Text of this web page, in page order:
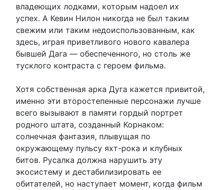
владеющих лодками, которым надоел их
успех. А Кевин Нилон никогда не был таким
свежим или таким недоиспользованным, как
здесь, играя приветливого нового кавалера
бывшей Дага — обеспеченного, но столь же
тусклого контраста с героем фильма.
Хотя собственная арка Дуга кажется привитой,
именно эти второстепенные персонажи лучше
всего вызывают в памяти гордый портрет
родного штата, созданный Корнаком:
солнечная фантазия, плывущая по
окружающему пульсу яхт-рока и клубных
битов. Русалка должна нарушить эту
экосистему и дестабилизировать ее
обитателей, но наступает момент, когда фильм